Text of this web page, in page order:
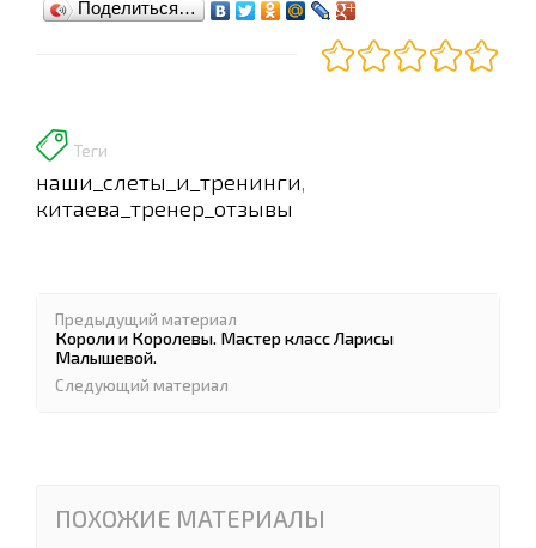
Поделиться…
Теги
наши_слеты_и_тренинги
китаева_тренер_отзывы
Предыдущий материал
Короли и Королевы. Мастер класс Ларисы
Малышевой.
Следующий материал
ПОХОЖИЕ МАТЕРИАЛЫ